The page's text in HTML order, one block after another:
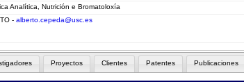
Analítica, Nutrición e Bromatoloxía
- alberto.cepeda@usc.es
Proyectos Clientes Patentes Publicaciones